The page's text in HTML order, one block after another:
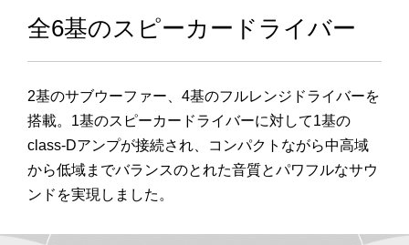
全6基のスピーカードライバー
2基のサブウーファー、 4基のフルレンジドライバーを
搭載。 1基のスピーカードライバーに対して1基の
class-Dアンプが接続され、コンパクトながら中高域
から低域までバランスのとれた音質とパワフルなサウ
ンドを実現しました。